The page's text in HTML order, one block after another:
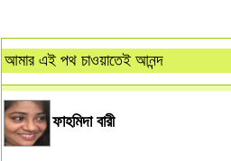
আমার এই পথ চাওয়াতেই আনন্দ
ফাহমিদা বারী